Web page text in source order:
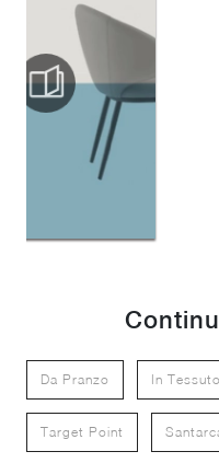
Da Pranzo In Tessuto
Target Point